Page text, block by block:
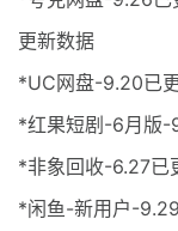
更新数据
*UC网盘-9.20已
*红果短剧-6月版-
*非象回收-6.27已
*闲鱼-新用户-